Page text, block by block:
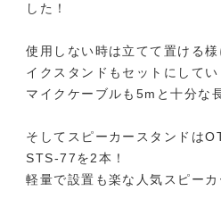
した！
使用しない時は立てて置ける
イクスタンドもセットにしてい
マイクケーブルも5mと十分な
そしてスピーカースタンドは
STS-77を2本！
軽量で設置も楽な人気スピーカ